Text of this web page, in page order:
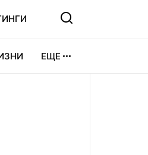
ЕЩЕ